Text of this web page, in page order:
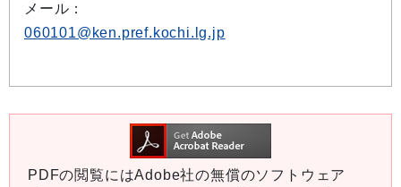
メール：
060101@ken.pref.kochi.lg.jp
PDFの閲覧にはAdobe社の無償のソフトウェア